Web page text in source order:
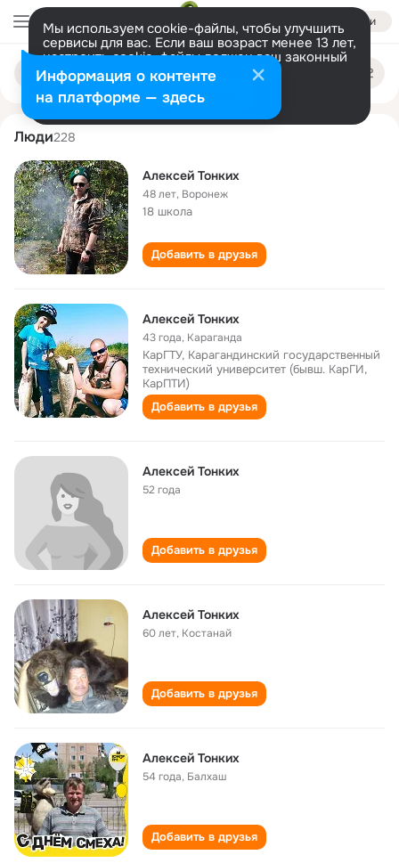
Войти
Мы используем cookie-файлы, чтобы улучшить
сервисы для вас. Если ваш возраст менее 13 лет,
настроить cookie-файлы должен ваш законный
представитель. Больше информации
Разрешить все Настроить
Поиск
людям
aleksey tonkikh
Люди228
Алексей Тонких
48 лет, Воронеж
18 школа
Добавить в друзья
Алексей Тонких
43 года, Караганда
КарГТУ, Карагандинский государственный
технический университет (бывш. КарГИ,
КарПТИ)
Добавить в друзья
Алексей Тонких
52 года
Добавить в друзья
Алексей Тонких
60 лет, Костанай
Добавить в друзья
Алексей Тонких
54 года, Балхаш
Добавить в друзья
Информация о контенте
на платформе — здесь